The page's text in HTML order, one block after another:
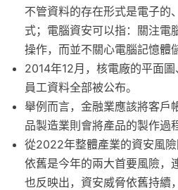
不管資料的存在形式是電子的
式；電腦資安可以指：關注電
操作，而並不關心電腦記憶體
2014年12月，核電廠的平面
員工資料全部被公布。
舉例而言，金融業應該將客戶
品製造業則會將產品的製作過
從2022年整體產業的資安風
依舊是今年的兩大首要風險，
也反映出，資安威脅依舊持續